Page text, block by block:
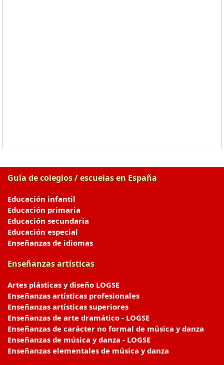
Guía de colegios / escuelas en España
Educación infantil
Educación primaria
Educación secundaria
Educación especial
Enseñanzas de idiomas
Enseñanzas artísticas
Artes plásticas y diseño LOGSE
Enseñanzas artísticas profesionales
Enseñanzas artísticas superiores
Enseñanzas de arte dramático - LOGSE
Enseñanzas de carácter no formal de música y danza
Enseñanzas de música y danza - LOGSE
Enseñanzas elementales de música y danza